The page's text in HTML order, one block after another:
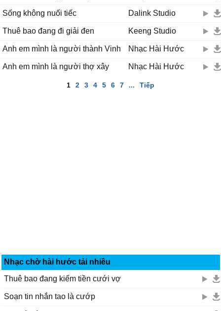
Sống không nuối tiếc Dalink Studio
Thuê bao đang đi giải đen Keeng Studio
Anh em mình là người thành Vinh Nhạc Hài Hước
Anh em mình là người thợ xây Nhạc Hài Hước
1 2 3 4 5 6 7 ... Tiếp
Nhạc chờ hài hước tải nhiều
Thuê bao đang kiếm tiền cưới vợ
Soạn tin nhắn tao là cướp